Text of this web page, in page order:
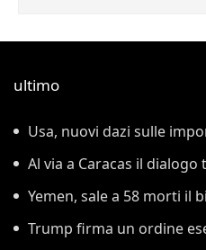
ultimo
Usa, nuovi dazi sulle
Al via a Caracas il
Yemen, sale a 58 morti il
Houthi
Trump firma un ordine